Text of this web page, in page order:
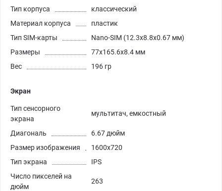
Тип корпуса
классический
Материал корпуса
пластик
Тип SIM-карты
Nano-SIM (12.3x8.8x0.67 мм)
Размеры
77x165.6x8.4 мм
Вес
196 гр
Экран
Тип сенсорного
экрана
мультитач, емкостный
Диагональ
6.67 дюйм
Размер изображения
1600x720
Тип экрана
IPS
Число пикселей на
дюйм
263